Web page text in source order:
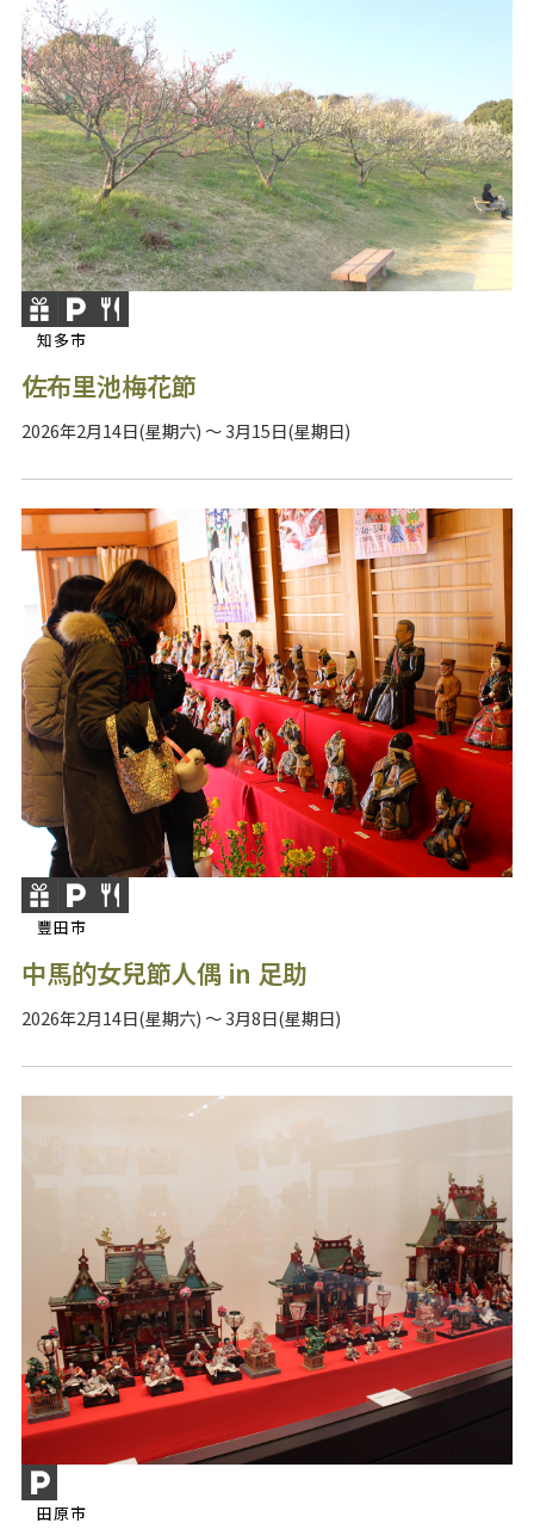
知多市
佐布里池梅花節
2026年2月14日(星期六) ～ 3月15日(星期日)
豐田市
中馬的女兒節人偶 in 足助
2026年2月14日(星期六) ～ 3月8日(星期日)
田原市